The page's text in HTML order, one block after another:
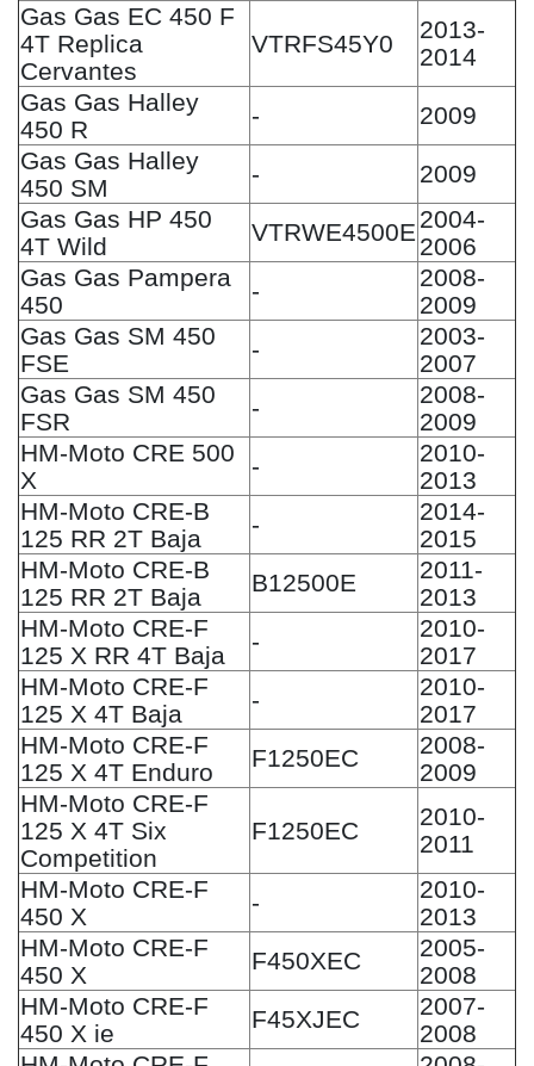
Gas Gas EC 450 F
4T Replica
Cervantes
VTRFS45Y0
2013-
2014
Gas Gas Halley
450 R
-
2009
Gas Gas Halley
450 SM
-
2009
Gas Gas HP 450
4T Wild
VTRWE4500E 2004-
2006
Gas Gas Pampera
450
-
2008-
2009
Gas Gas SM 450
FSE
-
2003-
2007
Gas Gas SM 450
FSR
-
2008-
2009
HM-Moto CRE 500
X
-
2010-
2013
HM-Moto CRE-B
125 RR 2T Baja
-
2014-
2015
HM-Moto CRE-B
125 RR 2T Baja
B12500E
2011-
2013
HM-Moto CRE-F
125 X RR 4T Baja
-
2010-
2017
HM-Moto CRE-F
125 X 4T Baja
-
2010-
2017
HM-Moto CRE-F
125 X 4T Enduro
F1250EC
2008-
2009
HM-Moto CRE-F
125 X 4T Six
Competition
F1250EC
2010-
2011
HM-Moto CRE-F
450 X
-
2010-
2013
HM-Moto CRE-F
450 X
F450XEC
2005-
2008
HM-Moto CRE-F
450 X ie
F45XJEC
2007-
2008